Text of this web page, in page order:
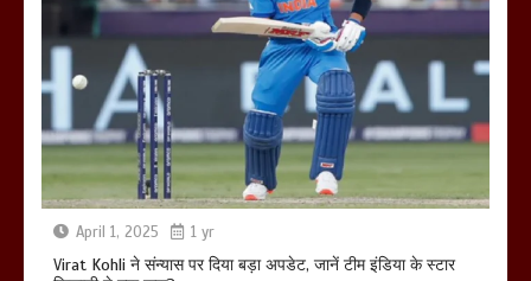
April 1, 2025 1 yr
Virat Kohli ने संन्यास पर दिया बड़ा अपडेट, जानें टीम इंडिया के स्टार